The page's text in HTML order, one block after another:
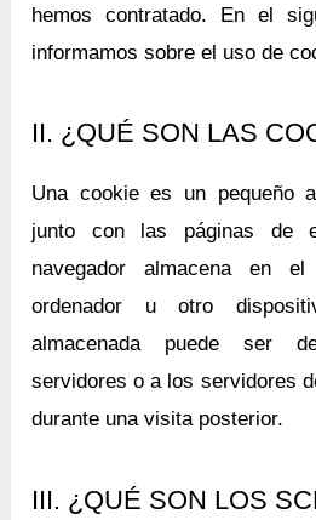
hemos contratado. En el
informamos sobre el uso de
II. ¿QUÉ SON LAS
Una cookie es un pequeño
junto con las páginas de
navegador almacena en
ordenador u otro
almacenada puede ser
servidores o a los servidores
durante una visita posterior.
III. ¿QUÉ SON LOS